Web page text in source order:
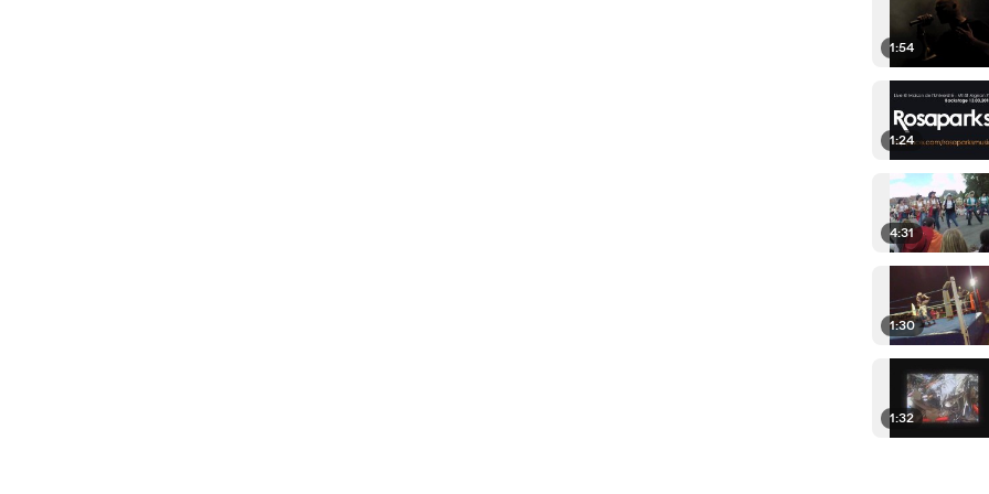
1:54
1:24
4:31
1:30
1:32